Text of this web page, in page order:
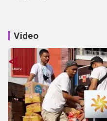
Video